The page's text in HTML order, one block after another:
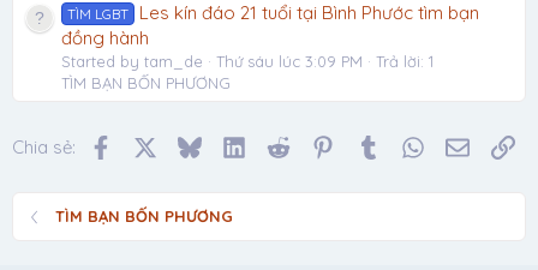
TÌM LGBT
Les kín đáo 21 tuổi tại Bình Phước tìm bạn
đồng hành
Started by tam_de Thứ sáu lúc 3:09 PM
Trả lời: 1
TÌM BẠN BỐN PHƯƠNG
Chia sẻ: FacebookBlueskyLinkedInReddit PinterestTumblrWhatsApp
Email
TÌM BẠN BỐN PHƯƠNG